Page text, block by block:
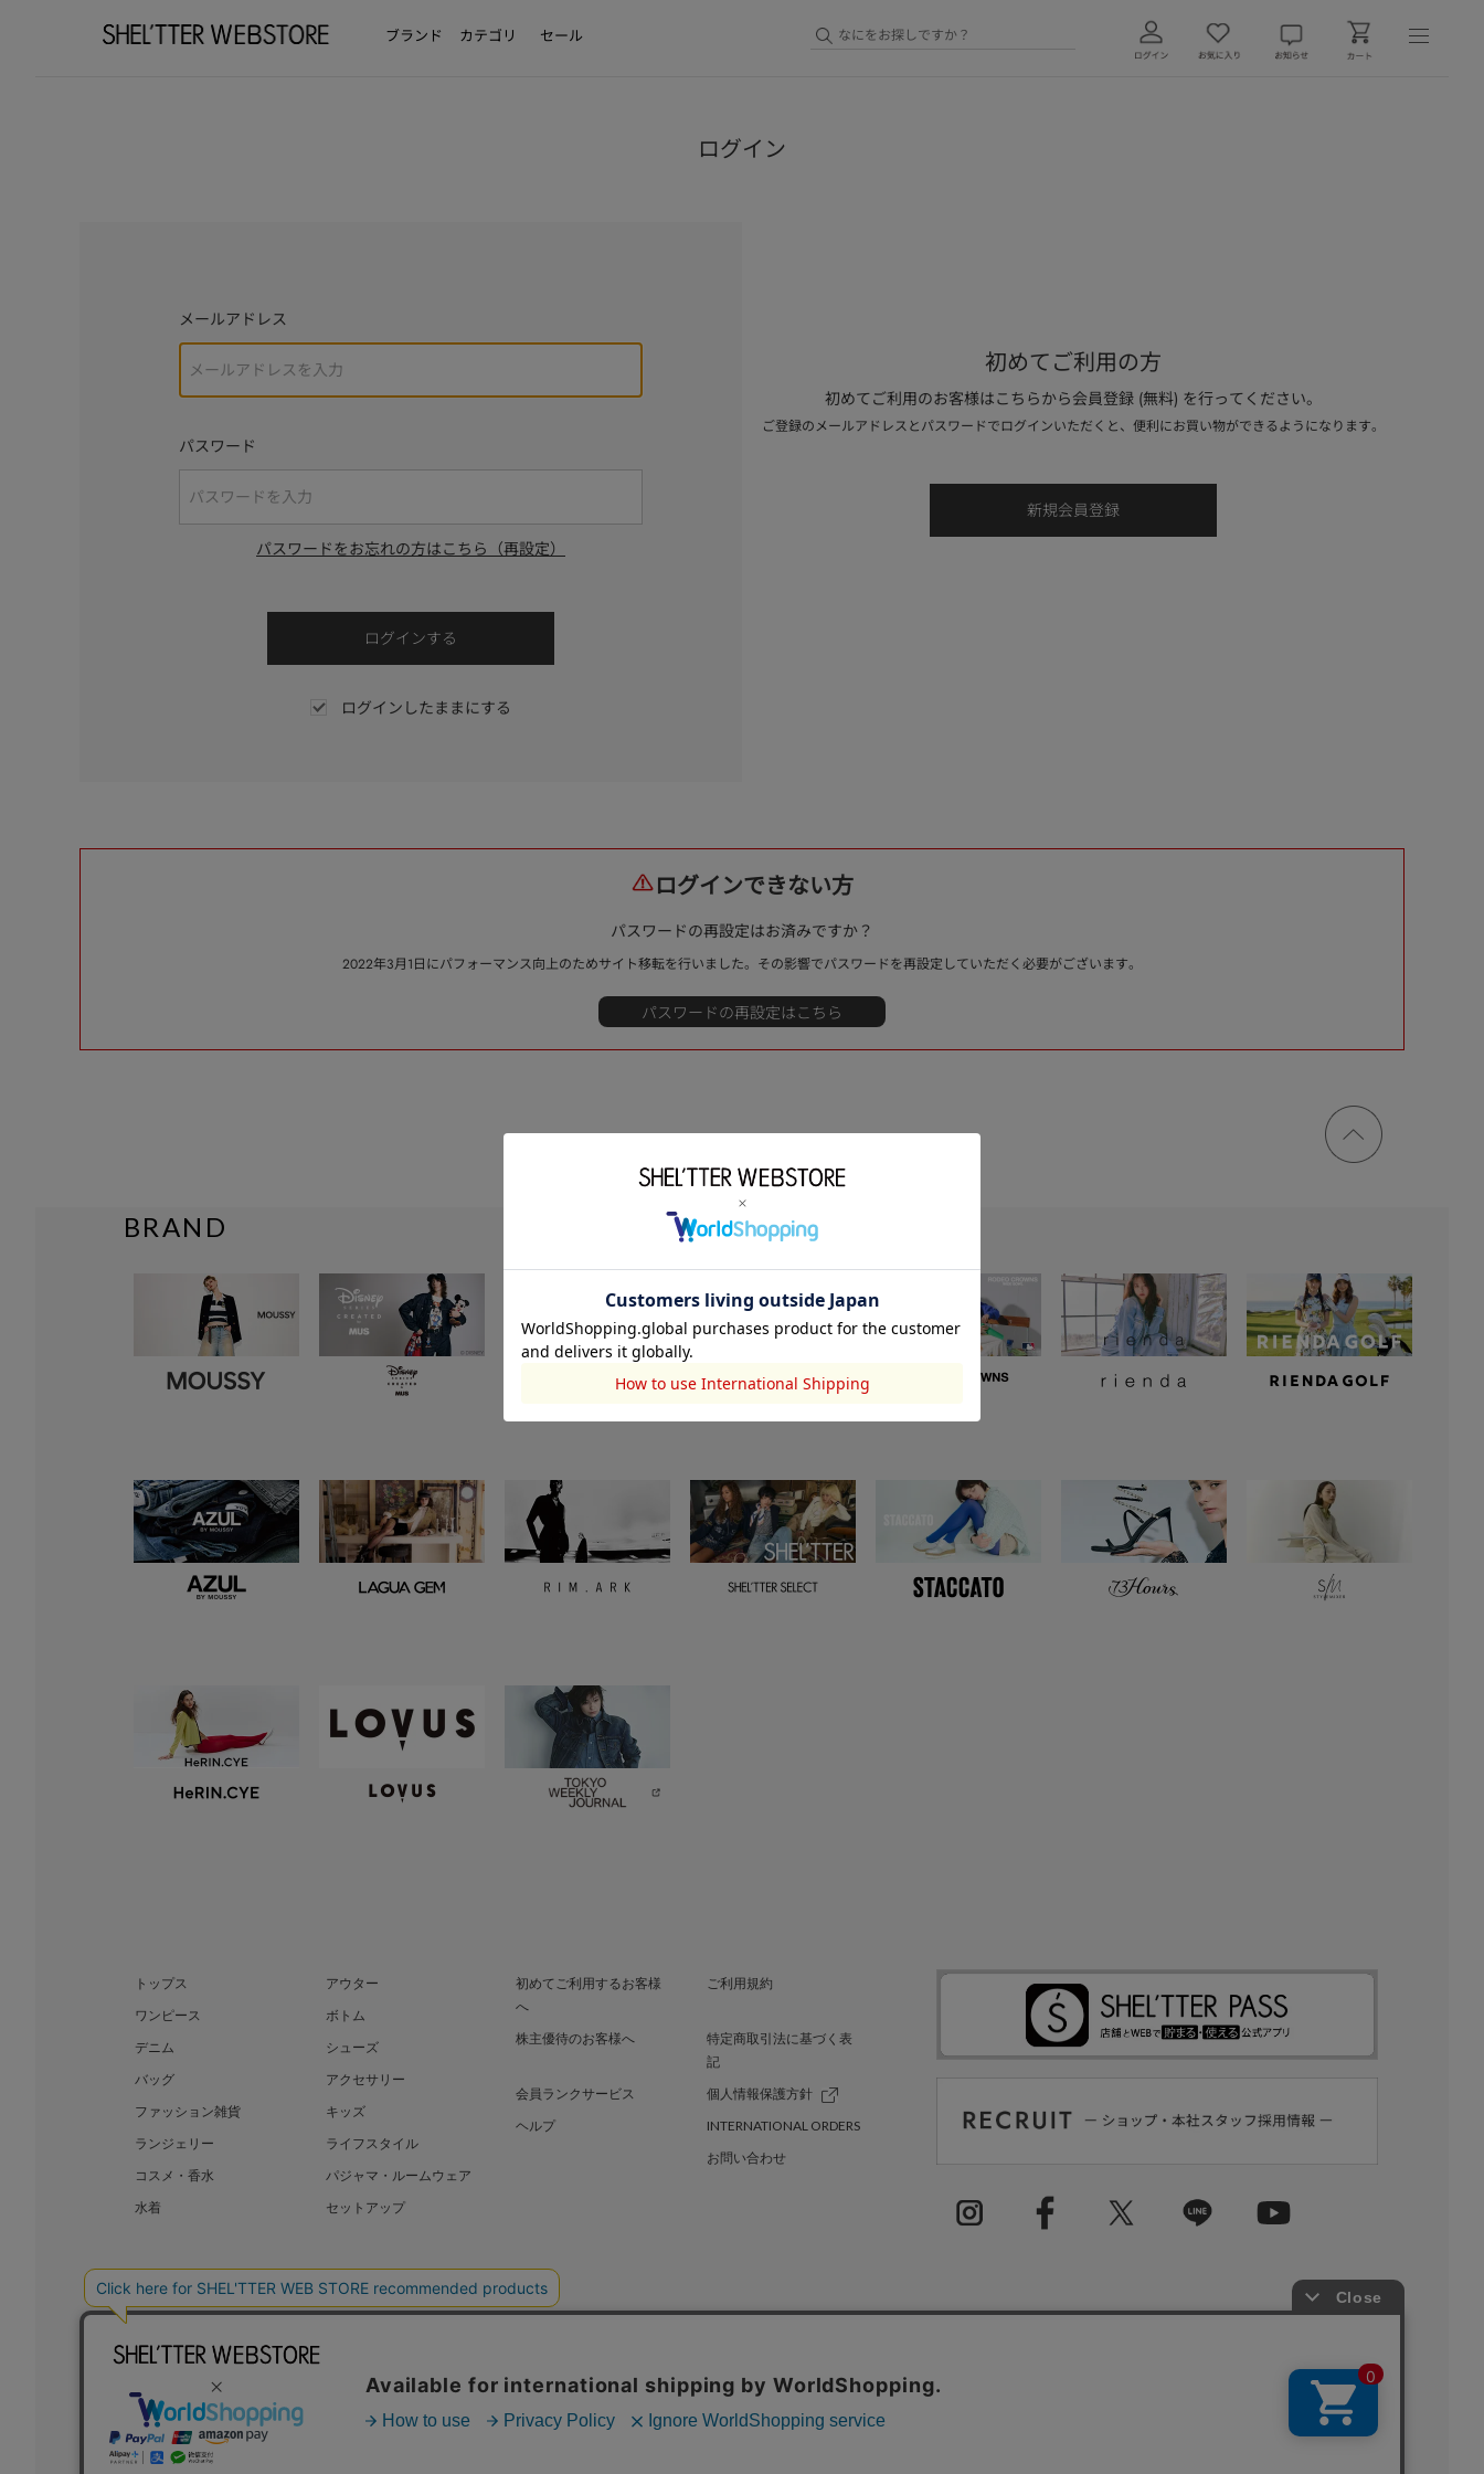
ブランド カテゴリ セール
ログイン
メールアドレス
パスワード
パスワードをお忘れの方はこちら（再設定）
ログインしたままにする
初めてご利用の方
初めてご利用のお客様はこちらから会員登録 (無料) を行ってください。
ご登録のメールアドレスとパスワードでログインいただくと、便利にお買い物ができるようになります。
ログインできない方
パスワードの再設定はお済みですか？
2022年3月1日にパフォーマンス向上のためサイト移転を行いました。その影響でパスワードを再設定していただく必要がございます。
ページ
トップ
BRAND
トップス
アウター
ワンピース
ボトム
デニム
シューズ
バッグ
アクセサリー
ファッション雑貨
キッズ
ランジェリー
ライフスタイル
コスメ・香水
パジャマ・ルームウェア
水着
セットアップ
初めてご利用するお客様
へ
ご利用規約
株主優待のお客様へ
特定商取引法に基づく表
記
会員ランクサービス
個人情報保護方針
ヘルプ
INTERNATIONAL ORDERS
お問い合わせ
BAROQUE JAPAN LIMITED SHEL’TTER GREEN 採用情報
COPYRIGHT © BAROQUE JAPAN LIMITED ALL RIGHTS RESERVED.